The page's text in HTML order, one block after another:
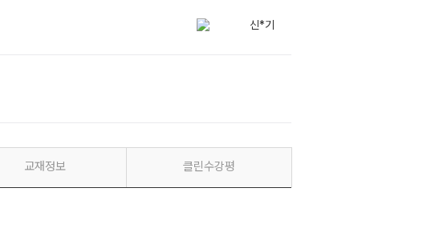
고*림
교재정보 클린수강평